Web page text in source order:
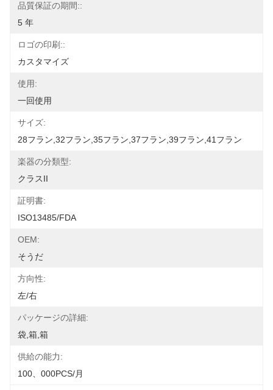
品質保証の期間::
5 年
ロゴの印刷::
カスタマイズ
使用:
一回使用
サイズ:
28フラン,32フラン,35フラン,37フラン,39フラン,41フラン
楽器の分類型:
クラスII
証明書:
ISO13485/FDA
OEM:
そうだ
方向性:
左/右
パッケージの詳細:
袋,箱,箱
供給の能力:
100、000PCS/月